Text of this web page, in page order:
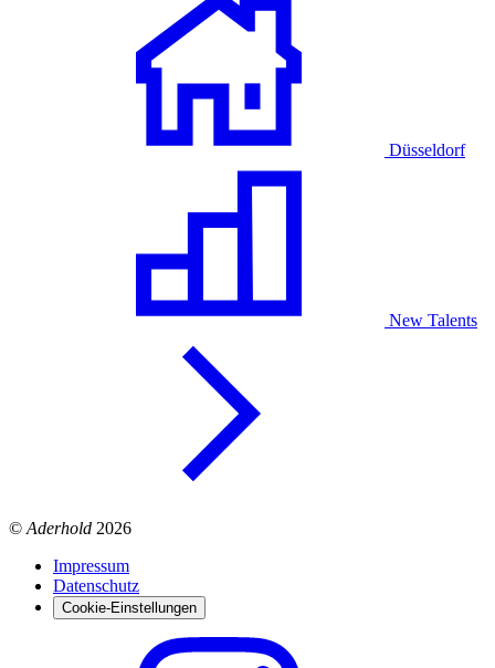
Düsseldorf
New Talents
©Aderhold 2026
Impressum
Datenschutz
Cookie-Einstellungen